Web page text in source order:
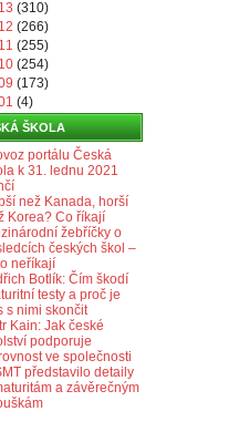
(310)
(266)
(255)
(254)
(173)
(4)
ŠKOLA
portálu Česká
k 31. lednu 2021
než Kanada, horší
Korea? Co říkají
žebříčky o
českých škol –
neříkají
Botlík: Čím škodí
testy a proč je
s nimi skončit
Kain: Jak české
podporuje
ve společnosti
představilo detaily
a závěrečným